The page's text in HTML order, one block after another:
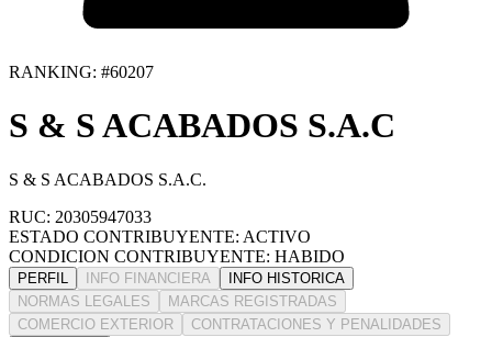
RANKING: #60207
S & S ACABADOS S.A.C
S & S ACABADOS S.A.C.
RUC: 20305947033
ESTADO CONTRIBUYENTE: ACTIVO
CONDICION CONTRIBUYENTE: HABIDO
PERFIL INFO FINANCIERA
INFO HISTORICA
NORMAS LEGALES
MARCAS REGISTRADAS
COMERCIO EXTERIOR
CONTRATACIONES Y PENALIDADES